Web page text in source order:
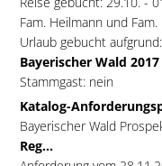
Fam. Heilmann und
Urlaub gebucht
Bayerischer Wald 2017
Stammgast: nein
Katalog-
Bayerischer Wald
Reg...